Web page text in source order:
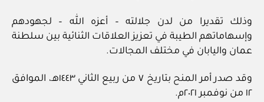
وذلك تقديرا من لدن جلالته – أعزه الله – لجهودهم
وإسهاماتهم الطيبة في تعزيز العلاقات الثنائية بين سلطنة
عمان واليابان في مختلف المجالات.
وقد صدر أمر المنح بتاريخ ٧ من ربيع الثاني ١٤٤٣هـ، الموافق
١٢ من نوفمبر ٢٠٢١م.